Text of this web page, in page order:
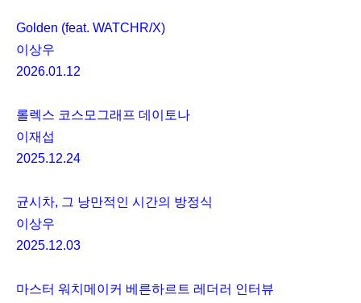
Golden (feat. WATCHR/X)
이상우
2026.01.12
롤렉스 코스모그래프 데이토나
이재섭
2025.12.24
균시차, 그 낭만적인 시간의 방정식
이상우
2025.12.03
마스터 워치메이커 베른하르트 레더러 인터뷰